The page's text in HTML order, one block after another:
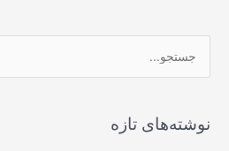
نوشته‌های تازه